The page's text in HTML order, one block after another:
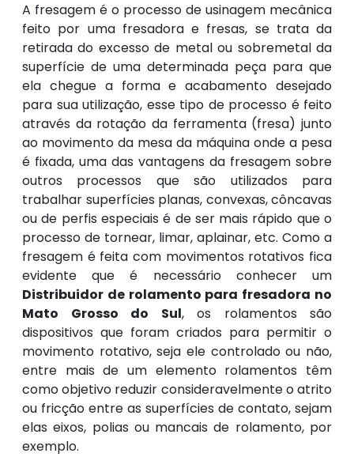
A fresagem é o processo de usinagem mecânica
feito por uma fresadora e fresas, se trata da
retirada do excesso de metal ou sobremetal da
superfície de uma determinada peça para que
ela chegue a forma e acabamento desejado
para sua utilização, esse tipo de processo é feito
através da rotação da ferramenta (fresa) junto
ao movimento da mesa da máquina onde a pesa
é fixada, uma das vantagens da fresagem sobre
outros processos que são utilizados para
trabalhar superfícies planas, convexas, côncavas
ou de perfis especiais é de ser mais rápido que o
processo de tornear, limar, aplainar, etc. Como a
fresagem é feita com movimentos rotativos fica
evidente que é necessário conhecer um
Distribuidor de rolamento para fresadora no
Mato Grosso do Sul, os rolamentos são
dispositivos que foram criados para permitir o
movimento rotativo, seja ele controlado ou não,
entre mais de um elemento rolamentos têm
como objetivo reduzir consideravelmente o atrito
ou fricção entre as superfícies de contato, sejam
elas eixos, polias ou mancais de rolamento, por
exemplo.